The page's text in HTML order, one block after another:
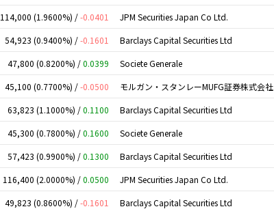
114,000 (1.9600%) /-0.0401 JPM Securities Japan Co Ltd.
54,923 (0.9400%) /-0.1601 Barclays Capital Securities Ltd
47,800 (0.8200%) /0.0399 Societe Generale
45,100 (0.7700%) /-0.0500 モルガン・スタンレーMUFG証券株式会社
63,823 (1.1000%) /0.1100 Barclays Capital Securities Ltd
45,300 (0.7800%) /0.1600 Societe Generale
57,423 (0.9900%) /0.1300 Barclays Capital Securities Ltd
116,400 (2.0000%) /0.0500 JPM Securities Japan Co Ltd.
49,823 (0.8600%) /-0.1601 Barclays Capital Securities Ltd